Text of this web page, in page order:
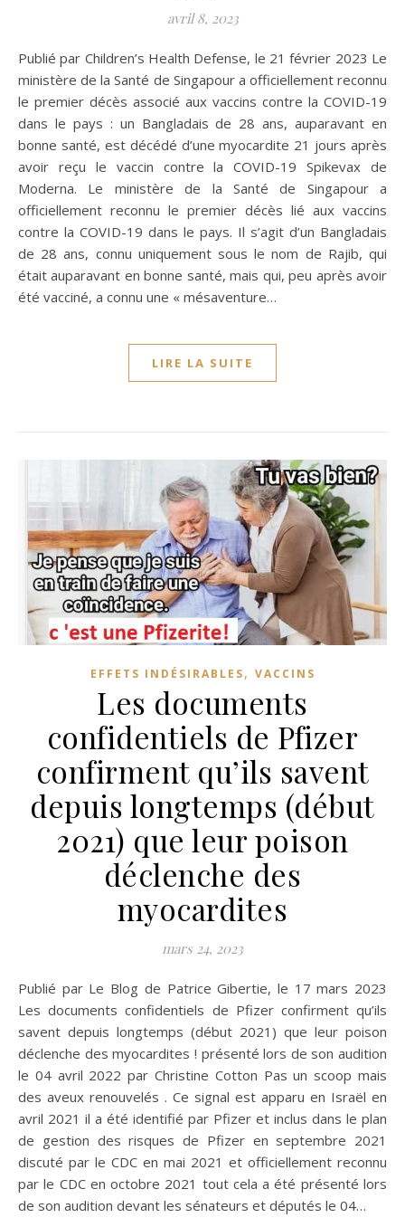
avril 8, 2023
Publié par Children’s Health Defense, le 21 février 2023 Le
ministère de la Santé de Singapour a officiellement reconnu
le premier décès associé aux vaccins contre la COVID-19
dans le pays : un Bangladais de 28 ans, auparavant en
bonne santé, est décédé d’une myocardite 21 jours après
avoir reçu le vaccin contre la COVID-19 Spikevax de
Moderna. Le ministère de la Santé de Singapour a
officiellement reconnu le premier décès lié aux vaccins
contre la COVID-19 dans le pays. Il s’agit d’un Bangladais
de 28 ans, connu uniquement sous le nom de Rajib, qui
était auparavant en bonne santé, mais qui, peu après avoir
été vacciné, a connu une « mésaventure…
LIRE LA SUITE
EFFETS INDÉSIRABLES, VACCINS
Les documents
confidentiels de Pfizer
confirment qu’ils savent
depuis longtemps (début
2021) que leur poison
déclenche des
myocardites
mars 24, 2023
Publié par Le Blog de Patrice Gibertie, le 17 mars 2023
Les documents confidentiels de Pfizer confirment qu’ils
savent depuis longtemps (début 2021) que leur poison
déclenche des myocardites ! présenté lors de son audition
le 04 avril 2022 par Christine Cotton Pas un scoop mais
des aveux renouvelés . Ce signal est apparu en Israël en
avril 2021 il a été identifié par Pfizer et inclus dans le plan
de gestion des risques de Pfizer en septembre 2021
discuté par le CDC en mai 2021 et officiellement reconnu
par le CDC en octobre 2021 tout cela a été présenté lors
de son audition devant les sénateurs et députés le 04…